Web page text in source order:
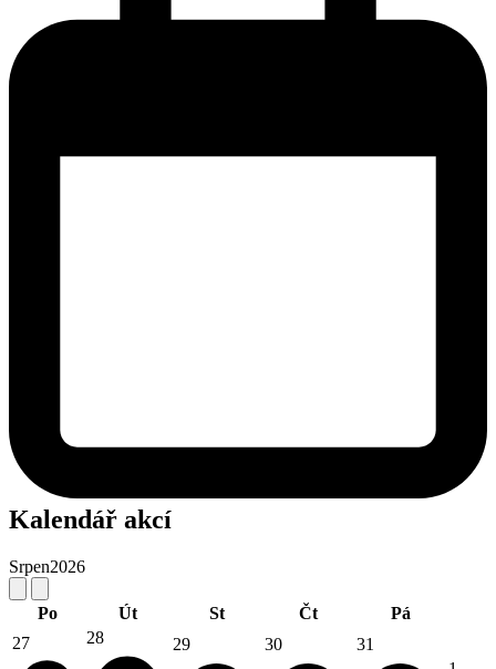
Kalendář akcí
Srpen2026
Po Út St Čt
Pá
27
28 29 30
31